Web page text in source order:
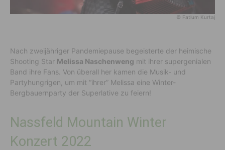
© Fatlum Kurtaj
Nach zweijähriger Pandemiepause begeisterte der heimische
Shooting Star Melissa Naschenweng mit ihrer supergenialen
Band ihre Fans. Von überall her kamen die Musik- und
Partyhungrigen, um mit “ihrer” Melissa eine Winter-
Bergbauernparty der Superlative zu feiern!
Nassfeld Mountain Winter
Konzert 2022